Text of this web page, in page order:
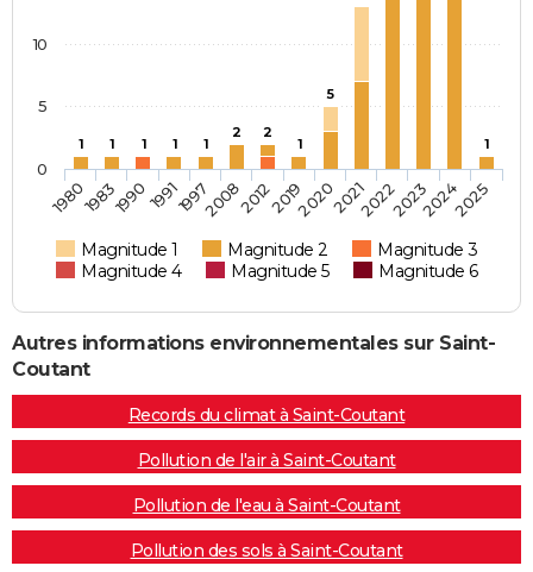
1 1 1 1 1
2 2
1
5
1
Magnitude 1 Magnitude 2
Magnitude 3
Magnitude 4
Magnitude 5 Magnitude 6
19801983199019911997200820122019202020212022202320242025
0
5
10
Autres informations environnementales sur Saint-
Coutant
Records du climat à Saint-Coutant
Pollution de l'air à Saint-Coutant
Pollution de l'eau à Saint-Coutant
Pollution des sols à Saint-Coutant